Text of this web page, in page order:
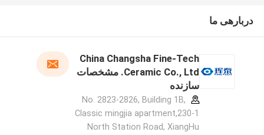
دربارهی ما
China Changsha Fine-Tech
Ceramic Co., Ltd. مشخصات
سازنده
No. 2823-2826, Building 1B,
Classic mingjia apartment,230-1
North Station Road, XiangHu